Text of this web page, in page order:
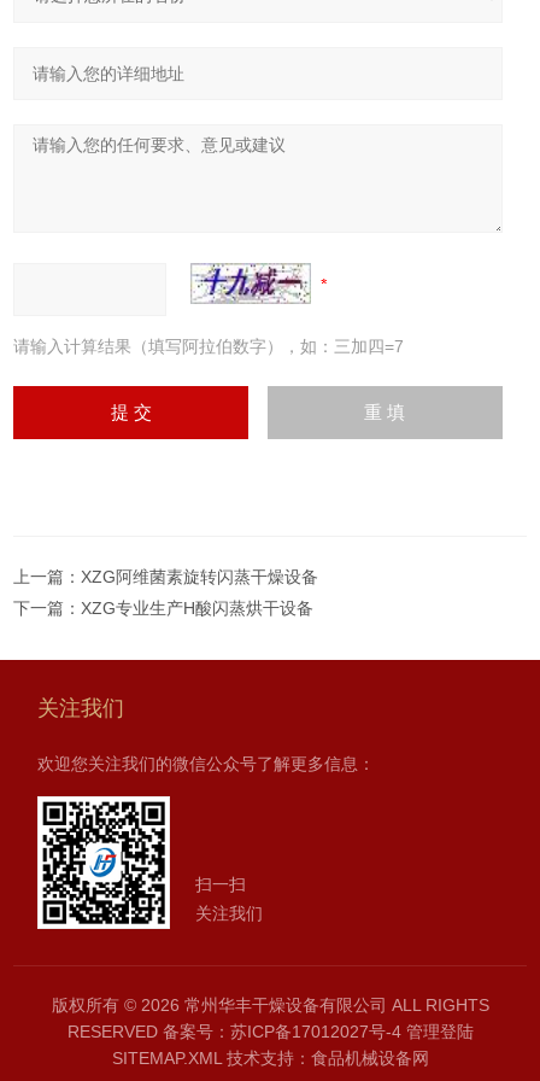
请输入计算结果（填写阿拉伯数字），如：三加四=7
上一篇：XZG阿维菌素旋转闪蒸干燥设备
下一篇：XZG专业生产H酸闪蒸烘干设备
关注我们
欢迎您关注我们的微信公众号了解更多信息：
扫一扫
关注我们
版权所有 © 2026 常州华丰干燥设备有限公司 ALL RIGHTS
RESERVED 备案号：苏ICP备17012027号-4 管理登陆
SITEMAP.XML技术支持： 食品机械设备网